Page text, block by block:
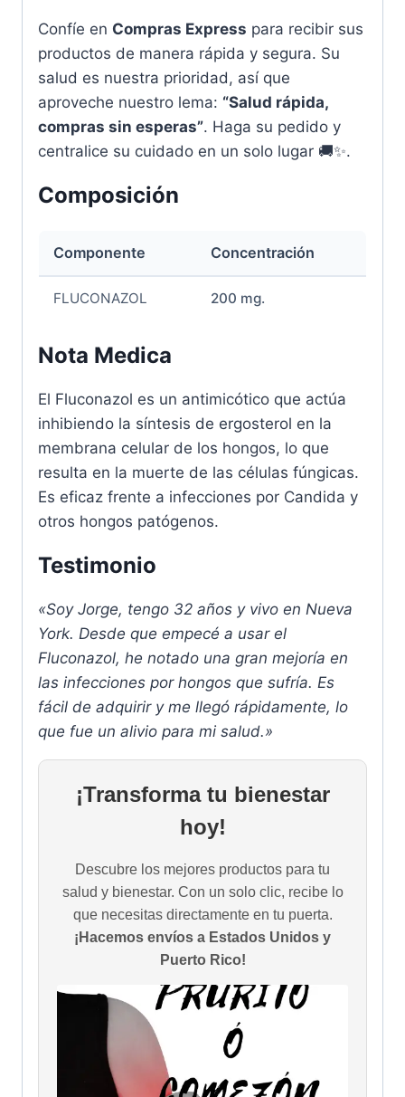
Confíe en Compras Express para recibir sus
productos de manera rápida y segura. Su
salud es nuestra prioridad, así que
aproveche nuestro lema: “Salud rápida,
compras sin esperas”. Haga su pedido y
centralice su cuidado en un solo lugar 🚚✨.
Composición
Componente Concentración
FLUCONAZOL 200 mg.
Nota Medica
El Fluconazol es un antimicótico que actúa
inhibiendo la síntesis de ergosterol en la
membrana celular de los hongos, lo que
resulta en la muerte de las células fúngicas.
Es eficaz frente a infecciones por Candida y
otros hongos patógenos.
Testimonio
«Soy Jorge, tengo 32 años y vivo en Nueva
York. Desde que empecé a usar el
Fluconazol, he notado una gran mejoría en
las infecciones por hongos que sufría. Es
fácil de adquirir y me llegó rápidamente, lo
que fue un alivio para mi salud.»
¡Transforma tu bienestar
hoy!
Descubre los mejores productos para tu
salud y bienestar. Con un solo clic, recibe lo
que necesitas directamente en tu puerta.
¡Hacemos envíos a Estados Unidos y
Puerto Rico!